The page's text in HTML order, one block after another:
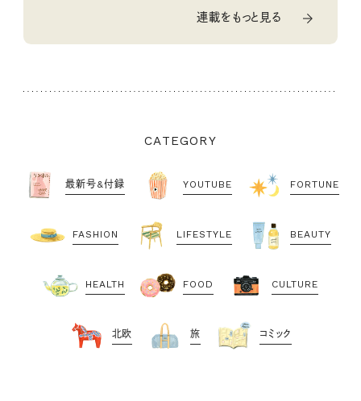
連載をもっと見る
CATEGORY
最新号&付録 YOUTUBE FORTUNE
FASHION LIFESTYLE BEAUTY
HEALTH FOOD CULTURE
北欧 旅 コミック